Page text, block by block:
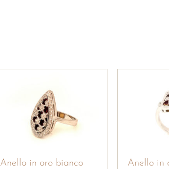
Anello in oro bianco
Anello in